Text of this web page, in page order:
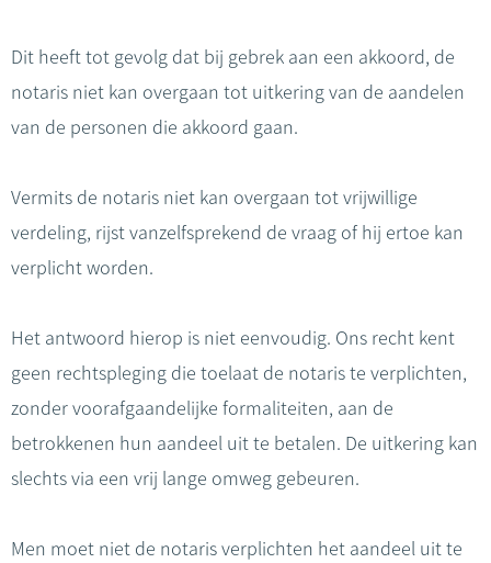
Dit heeft tot gevolg dat bij gebrek aan een akkoord, de
notaris niet kan overgaan tot uitkering van de aandelen
van de personen die akkoord gaan.
Vermits de notaris niet kan overgaan tot vrijwillige
verdeling, rijst vanzelfsprekend de vraag of hij ertoe kan
verplicht worden.
Het antwoord hierop is niet eenvoudig. Ons recht kent
geen rechtspleging die toelaat de notaris te verplichten,
zonder voorafgaandelijke formaliteiten, aan de
betrokkenen hun aandeel uit te betalen. De uitkering kan
slechts via een vrij lange omweg gebeuren.
Men moet niet de notaris verplichten het aandeel uit te